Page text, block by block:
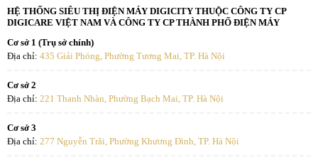
HỆ THỐNG SIÊU THỊ ĐIỆN MÁY DIGICITY THUỘC CÔNG TY CP
DIGICARE VIỆT NAM VÀ CÔNG TY CP THÀNH PHỐ ĐIỆN MÁY
Cơ sở 1 (Trụ sở chính)
Địa chỉ: 435 Giải Phóng, Phường Tương Mai, TP. Hà Nội
Cơ sở 2
Địa chỉ: 221 Thanh Nhàn, Phường Bạch Mai, TP. Hà Nội
Cơ sở 3
Địa chỉ: 277 Nguyễn Trãi, Phường Khương Đình, TP. Hà Nội